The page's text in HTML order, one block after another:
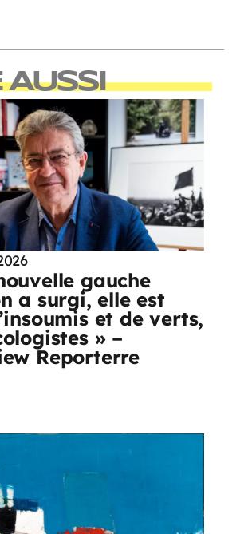
AUSSI
gauche
a surgi, elle est
et de verts,
» –
Reporterre